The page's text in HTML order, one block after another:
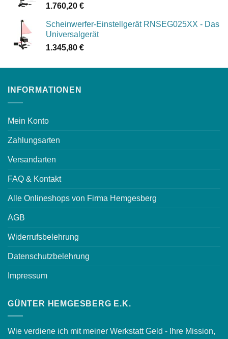
1.760,20 €
Scheinwerfer-Einstellgerät RNSEG025XX - Das
Universalgerät
1.345,80 €
INFORMATIONEN
Mein Konto
Zahlungsarten
Versandarten
FAQ & Kontakt
Alle Onlineshops von Firma Hemgesberg
AGB
Widerrufsbelehrung
Datenschutzbelehrung
Impressum
GÜNTER HEMGESBERG E.K.
Wie verdiene ich mit meiner Werkstatt Geld - Ihre Mission,